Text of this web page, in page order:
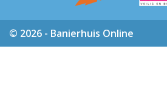
© 2026 - Banierhuis Online